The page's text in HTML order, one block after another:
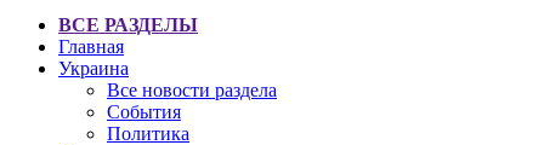
ВСЕ РАЗДЕЛЫ
Главная
Украина
Все новости раздела
События
Политика